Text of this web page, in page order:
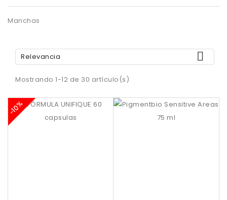
Manchas
Relevancia 
Mostrando 1-12 de 30 artículo(s)
-10%